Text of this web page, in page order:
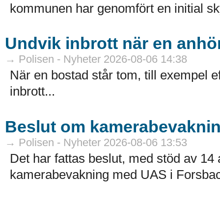
kommunen har genomfört en initial
Undvik inbrott när en
→ Polisen - Nyheter 2026-08-06 14:38
När en bostad står tom, till exempel
inbrott...
Beslut om
→ Polisen - Nyheter 2026-08-06 13:53
Det har fattas beslut, med stöd av
kamerabevakning med UAS i